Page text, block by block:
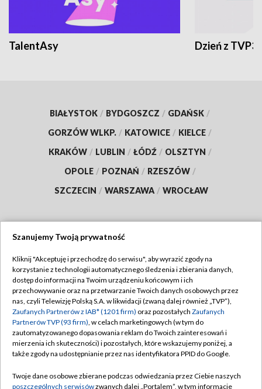
TalentAsy Dzień z TVP3
BIAŁYSTOK / BYDGOSZCZ / GDAŃSK /
GORZÓW WLKP. / KATOWICE / KIELCE /
KRAKÓW / LUBLIN / ŁÓDŹ / OLSZTYN /
OPOLE / POZNAŃ / RZESZÓW /
SZCZECIN / WARSZAWA / WROCŁAW
TVP
Abonament TVP
Emisja w TVP
Centrum informacji TVP
Naziemna Telewizja Cyfrowa
Rada Programowa
Regulamin TVP
Polityka prywatności
Moje zgody
Pomoc
Szanujemy Twoją prywatność
Kliknij "Akceptuję i przechodzę do serwisu", aby wyrazić zgody na
korzystanie z technologii automatycznego śledzenia i zbierania danych,
dostęp do informacji na Twoim urządzeniu końcowym i ich
przechowywanie oraz na przetwarzanie Twoich danych osobowych przez
nas, czyli Telewizję Polską S.A. w likwidacji (zwaną dalej również „TVP”),
Zaufanych Partnerów z IAB* (1201 firm) oraz pozostałych Zaufanych
Partnerów TVP (93 firm), w celach marketingowych (w tym do
zautomatyzowanego dopasowania reklam do Twoich zainteresowań i
mierzenia ich skuteczności) i pozostałych, które wskazujemy poniżej, a
także zgody na udostępnianie przez nas identyfikatora PPID do Google.
Twoje dane osobowe zbierane podczas odwiedzania przez Ciebie naszych
poszczególnych serwisówzwanych dalej „Portalem”, w tym informacje